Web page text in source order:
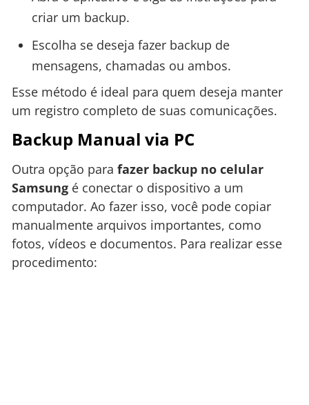
criar um backup.
Escolha se deseja fazer backup de
mensagens, chamadas ou ambos.
Esse método é ideal para quem deseja manter
um registro completo de suas comunicações.
Backup Manual via PC
Outra opção para fazer backup no celular
Samsung é conectar o dispositivo a um
computador. Ao fazer isso, você pode copiar
manualmente arquivos importantes, como
fotos, vídeos e documentos. Para realizar esse
procedimento: